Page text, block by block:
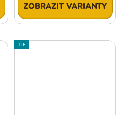
ZOBRAZIT VARIANTY
TIP